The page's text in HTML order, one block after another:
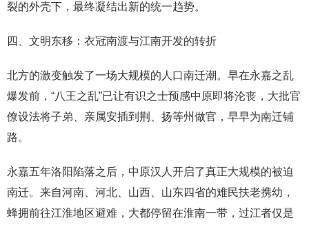
裂的外壳下，最终凝结出新的统一趋势。
四、文明东移：衣冠南渡与江南开发的转折
北方的激变触发了一场大规模的人口南迁潮。早在永嘉之乱
爆发前，“八王之乱”已让有识之士预感中原即将沦丧，大批官
僚设法将子弟、亲属安插到荆、扬等州做官，早早为南迁铺
路。
永嘉五年洛阳陷落之后，中原汉人开启了真正大规模的被迫
南迁。来自河南、河北、山西、山东四省的难民扶老携幼，
蜂拥前往江淮地区避难，大都停留在淮南一带，过江者仅是